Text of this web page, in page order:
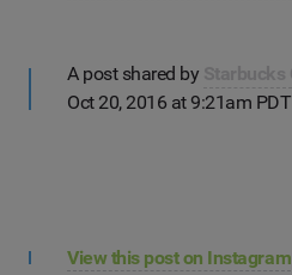
A post shared by
Oct 20, 2016 at 9:21am PDT
View this post on Instagram